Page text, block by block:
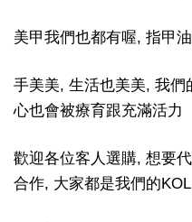
美甲我們也都有喔, 指甲
手美美, 生活也美美, 我們
心也會被療育跟充滿活力
歡迎各位客人選購, 想要
合作, 大家都是我們的KOL